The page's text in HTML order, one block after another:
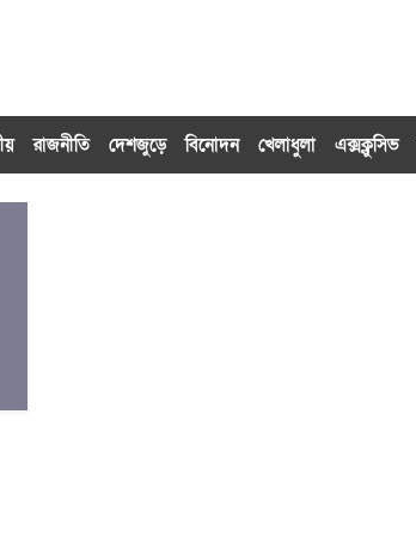
রাজনীতি দেশজুড়ে বিনোদন খেলাধুলা এক্সক্লু‌সিভ